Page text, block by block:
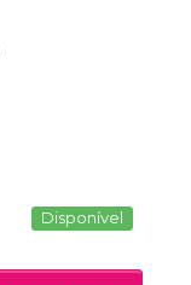
Disponível